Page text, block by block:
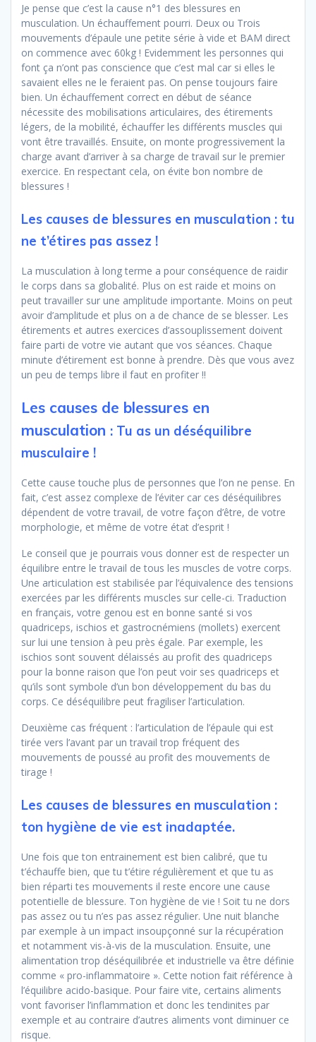
Je pense que c’est la cause n°1 des blessures en
musculation. Un échauffement pourri. Deux ou Trois
mouvements d’épaule une petite série à vide et BAM direct
on commence avec 60kg ! Evidemment les personnes qui
font ça n’ont pas conscience que c’est mal car si elles le
savaient elles ne le feraient pas. On pense toujours faire
bien. Un échauffement correct en début de séance
nécessite des mobilisations articulaires, des étirements
légers, de la mobilité, échauffer les différents muscles qui
vont être travaillés. Ensuite, on monte progressivement la
charge avant d’arriver à sa charge de travail sur le premier
exercice. En respectant cela, on évite bon nombre de
blessures !
Les causes de blessures en musculation : tu
ne t’étires pas assez !
La musculation à long terme a pour conséquence de raidir
le corps dans sa globalité. Plus on est raide et moins on
peut travailler sur une amplitude importante. Moins on peut
avoir d’amplitude et plus on a de chance de se blesser. Les
étirements et autres exercices d’assouplissement doivent
faire parti de votre vie autant que vos séances. Chaque
minute d’étirement est bonne à prendre. Dès que vous avez
un peu de temps libre il faut en profiter !!
Les causes de blessures en
musculation : Tu as un déséquilibre
musculaire !
Cette cause touche plus de personnes que l’on ne pense. En
fait, c’est assez complexe de l’éviter car ces déséquilibres
dépendent de votre travail, de votre façon d’être, de votre
morphologie, et même de votre état d’esprit !
Le conseil que je pourrais vous donner est de respecter un
équilibre entre le travail de tous les muscles de votre corps.
Une articulation est stabilisée par l’équivalence des tensions
exercées par les différents muscles sur celle-ci. Traduction
en français, votre genou est en bonne santé si vos
quadriceps, ischios et gastrocnémiens (mollets) exercent
sur lui une tension à peu près égale. Par exemple, les
ischios sont souvent délaissés au profit des quadriceps
pour la bonne raison que l’on peut voir ses quadriceps et
qu’ils sont symbole d’un bon développement du bas du
corps. Ce déséquilibre peut fragiliser l’articulation.
Deuxième cas fréquent : l’articulation de l’épaule qui est
tirée vers l’avant par un travail trop fréquent des
mouvements de poussé au profit des mouvements de
tirage !
Les causes de blessures en musculation :
ton hygiène de vie est inadaptée.
Une fois que ton entrainement est bien calibré, que tu
t’échauffe bien, que tu t’étire régulièrement et que tu as
bien réparti tes mouvements il reste encore une cause
potentielle de blessure. Ton hygiène de vie ! Soit tu ne dors
pas assez ou tu n’es pas assez régulier. Une nuit blanche
par exemple à un impact insoupçonné sur la récupération
et notamment vis-à-vis de la musculation. Ensuite, une
alimentation trop déséquilibrée et industrielle va être définie
comme « pro-inflammatoire ». Cette notion fait référence à
l’équilibre acido-basique. Pour faire vite, certains aliments
vont favoriser l’inflammation et donc les tendinites par
exemple et au contraire d’autres aliments vont diminuer ce
risque.